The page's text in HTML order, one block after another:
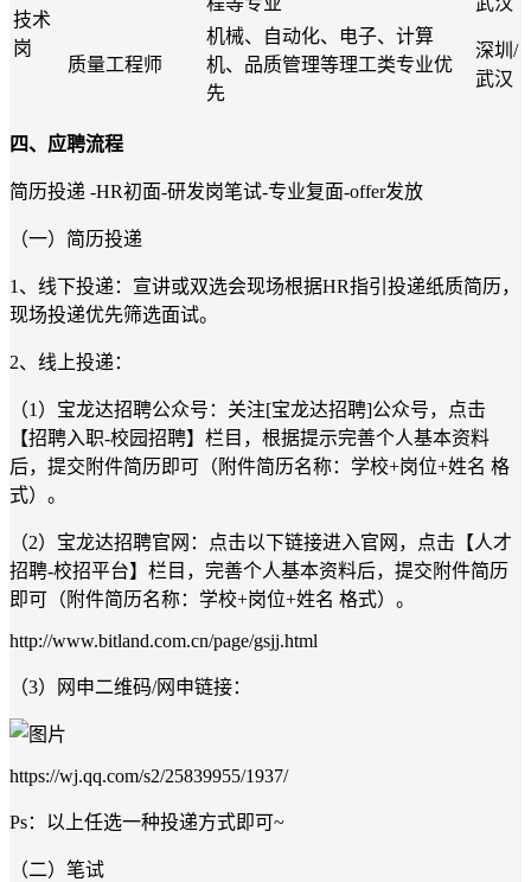
技术
岗
质量工程师
机械、自动化、电子、计算
机、品质管理等理工类专业优
先
深圳/
武汉
四、应聘流程
简历投递 -HR初面-研发岗笔试-专业复面-offer发放
（一）简历投递
1、线下投递：宣讲或双选会现场根据HR指引投递纸质简历，
现场投递优先筛选面试。
2、线上投递：
（1）宝龙达招聘公众号：关注[宝龙达招聘]公众号，点击
【招聘入职-校园招聘】栏目，根据提示完善个人基本资料
后，提交附件简历即可（附件简历名称：学校+岗位+姓名 格
式）。
（2）宝龙达招聘官网：点击以下链接进入官网，点击【人才
招聘-校招平台】栏目，完善个人基本资料后，提交附件简历
即可（附件简历名称：学校+岗位+姓名 格式）。
http://www.bitland.com.cn/page/gsjj.html
（3）网申二维码/网申链接：
https://wj.qq.com/s2/25839955/1937/
Ps：以上任选一种投递方式即可~
（二）笔试